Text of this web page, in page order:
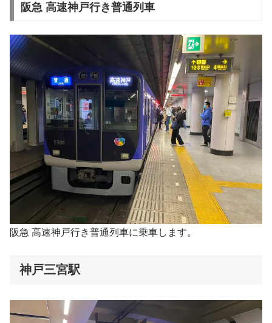
阪急 高速神戸行き普通列車
阪急 高速神戸行き普通列車に乗車します。
神戸三宮駅